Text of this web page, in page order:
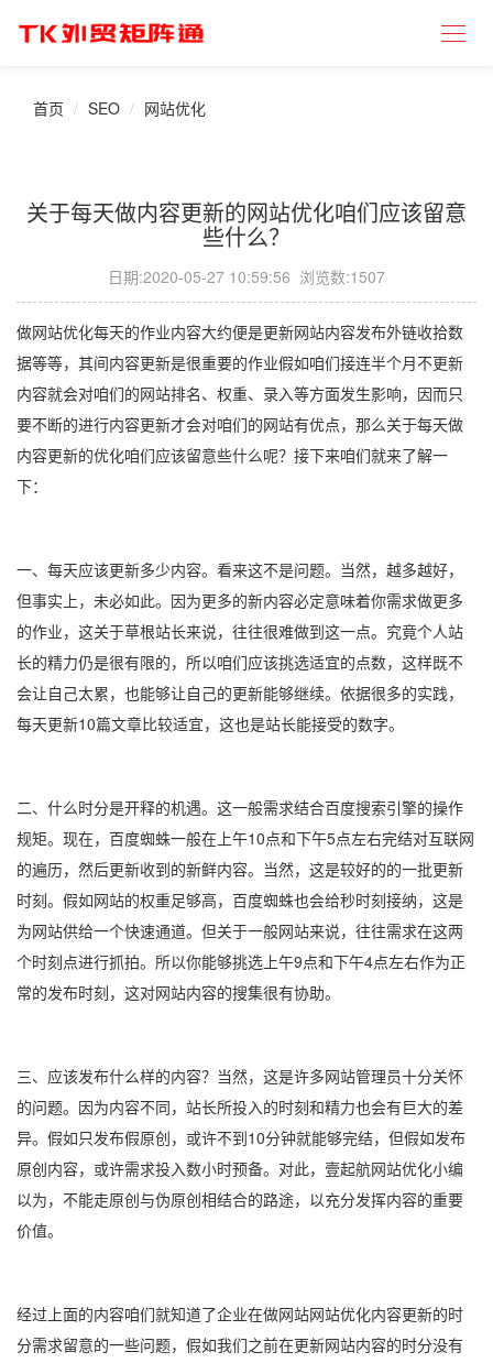
首页 SEO 网站优化
关于每天做内容更新的网站优化咱们应该留意
些什么？
日期:2020-05-27 10:59:56 浏览数:1507
做网站优化每天的作业内容大约便是更新网站内容发布外链收拾数
据等等，其间内容更新是很重要的作业假如咱们接连半个月不更新
内容就会对咱们的网站排名、权重、录入等方面发生影响，因而只
要不断的进行内容更新才会对咱们的网站有优点，那么关于每天做
内容更新的优化咱们应该留意些什么呢？接下来咱们就来了解一
下：
一、每天应该更新多少内容。看来这不是问题。当然，越多越好，
但事实上，未必如此。因为更多的新内容必定意味着你需求做更多
的作业，这关于草根站长来说，往往很难做到这一点。究竟个人站
长的精力仍是很有限的，所以咱们应该挑选适宜的点数，这样既不
会让自己太累，也能够让自己的更新能够继续。依据很多的实践，
每天更新10篇文章比较适宜，这也是站长能接受的数字。
二、什么时分是开释的机遇。这一般需求结合百度搜索引擎的操作
规矩。现在，百度蜘蛛一般在上午10点和下午5点左右完结对互联网
的遍历，然后更新收到的新鲜内容。当然，这是较好的的一批更新
时刻。假如网站的权重足够高，百度蜘蛛也会给秒时刻接纳，这是
为网站供给一个快速通道。但关于一般网站来说，往往需求在这两
个时刻点进行抓拍。所以你能够挑选上午9点和下午4点左右作为正
常的发布时刻，这对网站内容的搜集很有协助。
三、应该发布什么样的内容？当然，这是许多网站管理员十分关怀
的问题。因为内容不同，站长所投入的时刻和精力也会有巨大的差
异。假如只发布假原创，或许不到10分钟就能够完结，但假如发布
原创内容，或许需求投入数小时预备。对此，壹起航网站优化小编
以为，不能走原创与伪原创相结合的路途，以充分发挥内容的重要
价值。
经过上面的内容咱们就知道了企业在做网站网站优化内容更新的时
分需求留意的一些问题，假如我们之前在更新网站内容的时分没有